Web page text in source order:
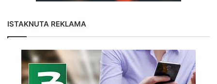
ISTAKNUTA REKLAMA